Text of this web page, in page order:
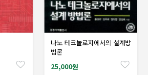
샘플도서신청
나노 테크놀로지에서의 설계방
법론
25,000원